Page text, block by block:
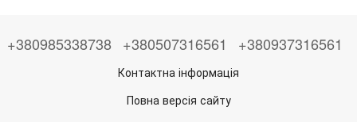
+380985338738 +380507316561 +380937316561
Контактна інформація
Повна версія сайту